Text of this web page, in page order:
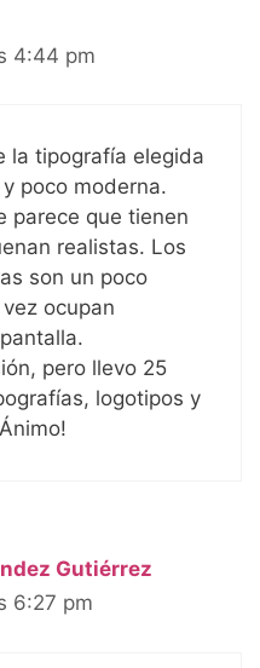
4:44 pm
la tipografía elegida
poco moderna.
parece que tienen
realistas. Los
son un poco
ocupan
pero llevo 25
logotipos y
Gutiérrez
6:27 pm